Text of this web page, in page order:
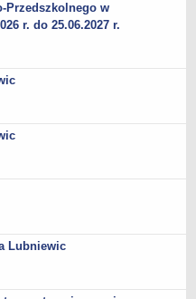
Przedszkolnego w
r. do 25.06.2027 r.
Lubniewic